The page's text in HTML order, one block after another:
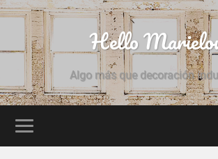
Hello
Algo más que decoración